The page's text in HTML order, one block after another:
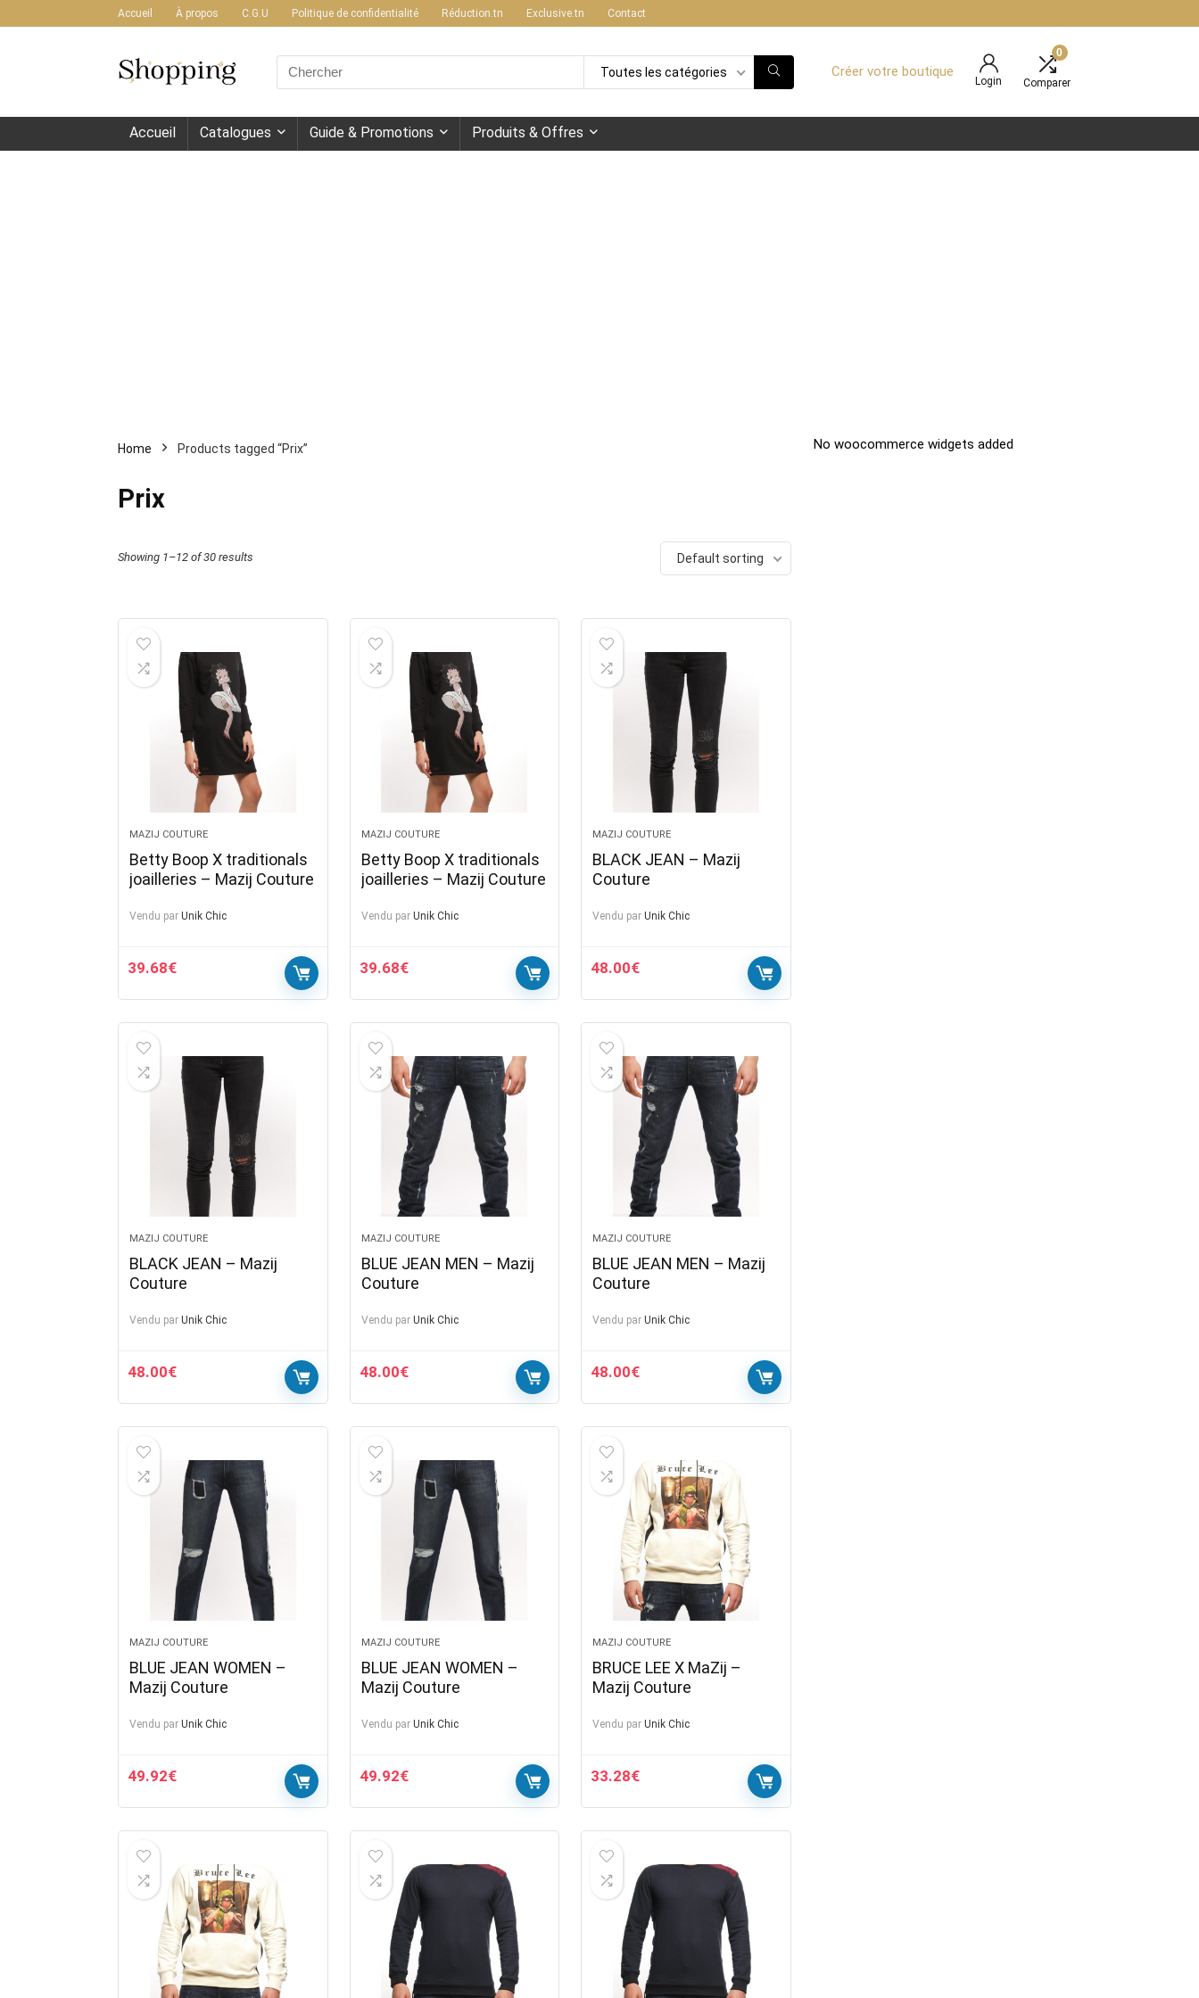
Accueil À propos C.G.U Politique de confidentialité Réduction.tn Exclusive.tn Contact
Search
for:
Toutes les catégories Créer votre boutique
Login
0
Comparer
Accueil Catalogues Guide & Promotions Produits & Offres
Home Products tagged “Prix”
Prix
Showing 1–12 of 30 results Default sorting
MAZIJ COUTURE
Betty Boop X traditionals
joailleries – Mazij Couture
Vendu par Unik Chic
39.68€
MAZIJ COUTURE
Betty Boop X traditionals
joailleries – Mazij Couture
Vendu par Unik Chic
39.68€
MAZIJ COUTURE
BLACK JEAN – Mazij
Couture
Vendu par Unik Chic
48.00€
MAZIJ COUTURE
BLACK JEAN – Mazij
Couture
Vendu par Unik Chic
48.00€
MAZIJ COUTURE
BLUE JEAN MEN – Mazij
Couture
Vendu par Unik Chic
48.00€
MAZIJ COUTURE
BLUE JEAN MEN – Mazij
Couture
Vendu par Unik Chic
48.00€
MAZIJ COUTURE
BLUE JEAN WOMEN –
Mazij Couture
Vendu par Unik Chic
49.92€
MAZIJ COUTURE
BLUE JEAN WOMEN –
Mazij Couture
Vendu par Unik Chic
49.92€
MAZIJ COUTURE
BRUCE LEE X MaZij –
Mazij Couture
Vendu par Unik Chic
33.28€
No woocommerce widgets added